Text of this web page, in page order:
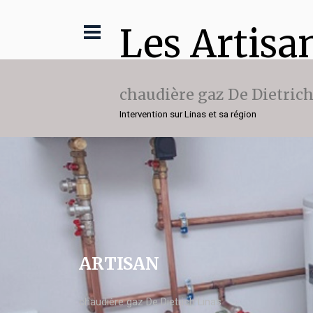
Les
chaudière gaz De Dietrich
Intervention sur Linas et sa région
ARTISAN
chaudière gaz De Dietrich Linas